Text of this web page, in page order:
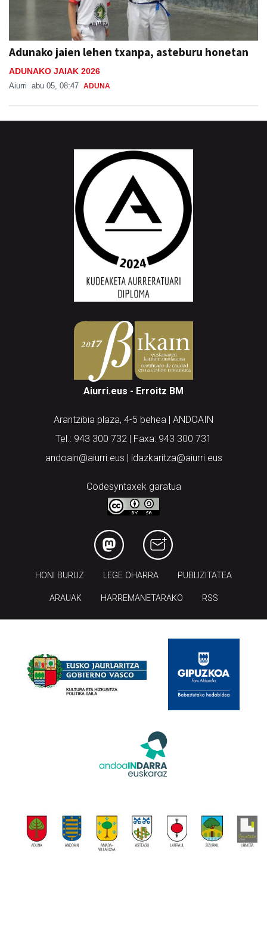
Adunako jaien lehen txanpa, asteburu honetan
ADUNAKO JAIAK 2026
Aiurri abu 05, 08:47 ADUNA
Aiurri.eus - Erroitz BM
Arantzibia plaza, 4-5 behea | ANDOAIN
Tel.: 943 300 732 | Faxa: 943 300 731
andoain@aiurri.eus | idazkaritza@aiurri.eus
Codesyntaxek garatua
HONI BURUZ LEGE OHARRA PUBLIZITATEA
ARAUAK HARREMANETARAKO RSS